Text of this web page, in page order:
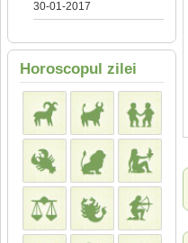
30-01-2017
Horoscopul zilei